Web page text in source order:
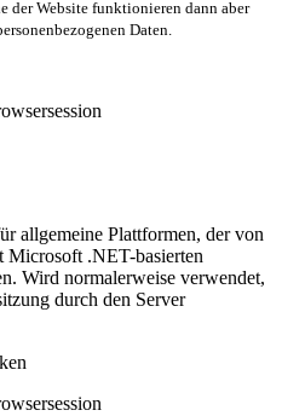
der Website funktionieren dann aber
Daten.
allgemeine Plattformen, der von
Microsoft .NET-basierten
Wird normalerweise verwendet,
durch den Server